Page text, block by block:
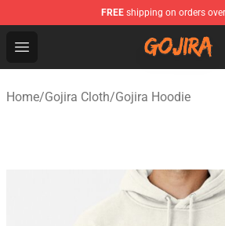
FREE shipping on orders
Open menu
Gojira Shop - Official Gojira
Home/Gojira Cloth/Gojira Hoodie